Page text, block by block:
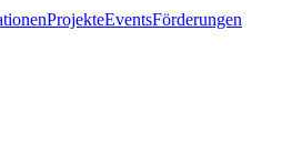
ProjekteEventsFörderungen